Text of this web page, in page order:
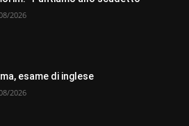
2026
esame di inglese
2026